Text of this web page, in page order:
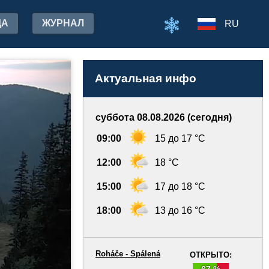
ЖУРНАЛ RU
Актуальная инфо
суббота 08.08.2026 (сегодня)
09:00 15 до 17 °C
12:00 18 °C
15:00 17 до 18 °C
18:00 13 до 16 °C
ОТКРЫТО:
Roháče - Spálená